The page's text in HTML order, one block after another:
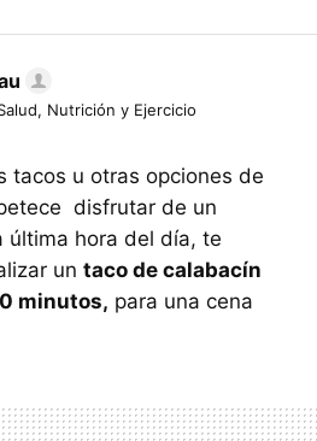
Nutrición y Ejercicio
tacos u otras opciones de
disfrutar de un
última hora del día, te
un taco de calabacín
minutos, para una cena